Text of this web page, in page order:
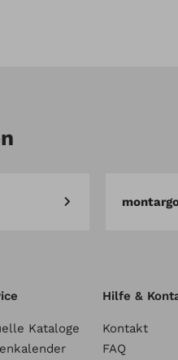
Kataloge
Hilfe &
Kontakt
FAQ